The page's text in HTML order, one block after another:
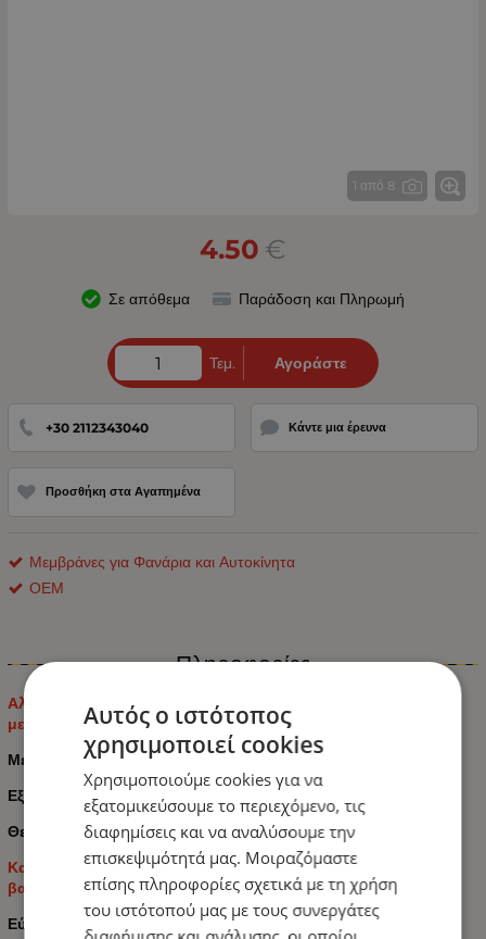
1 από 8
4.50 €
Σε απόθεμα Παράδοση και Πληρωμή
Τεμ. Αγοράστε
+30 2112343040 Κάντε μια έρευνα
Προσθήκη στα Αγαπημένα
Μεμβράνες για Φανάρια και Αυτοκίνητα
ΟΕΜ
Πληροφορίες
Αλλάξτε χρώμα στα φανάρια σας εύκολα,γρήγορα και χωρίς
μεγάλο κόστος
Μεμβράνη Φαναριών 30cm X 1m
Εξαιρετικά ελαστική μεμβράνη
Θερμική
Κατάλληλη για πλαστικό, γυαλί, ακρυλικό γυαλί, μέταλλο,
βαμένες επιφάνειες
Εύκολη τοποθέτηση λόγω της ελαστικότητας της μεμβράνης
Αυτός ο ιστότοπος
χρησιμοποιεί cookies
Χρησιμοποιούμε cookies για να
εξατομικεύσουμε το περιεχόμενο, τις
διαφημίσεις και να αναλύσουμε την
επισκεψιμότητά μας. Μοιραζόμαστε
επίσης πληροφορίες σχετικά με τη χρήση
του ιστότοπού μας με τους συνεργάτες